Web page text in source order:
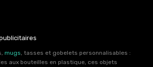
mugs , tasses et gobelets personnalisables :
aux bouteilles en plastique, ces objets